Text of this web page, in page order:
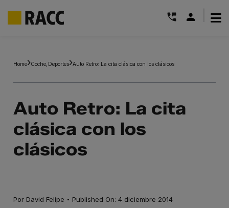
contenido
Home Coche Deportes Auto Retro: La cita clásica con los clásicos
Auto Retro: La cita
clásica con los
clásicos
Por David Felipe · Published On: 4 diciembre 2014